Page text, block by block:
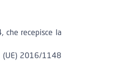
che recepisce la
(UE) 2016/1148